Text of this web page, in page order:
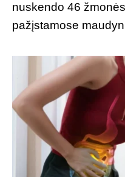
nuskendo 46
pažįstamose